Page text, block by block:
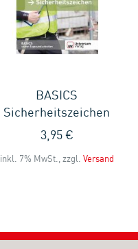
BASICS
Sicherheitszeichen
3,95 €
inkl. 7% MwSt., zzgl. Versand